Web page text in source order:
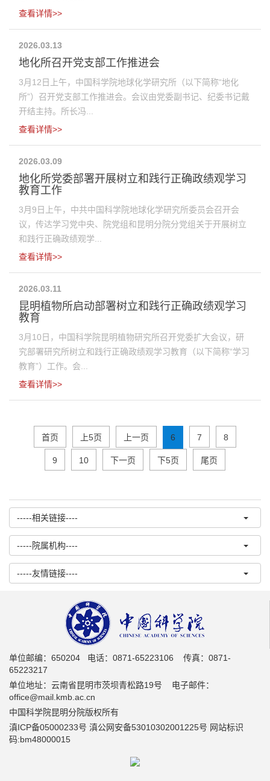
查看详情>>
2026.03.13
地化所召开党支部工作推进会
3月12日上午，中国科学院地球化学研究所（以下简称“地化
所”）召开党支部工作推进会。会议由党委副书记、纪委书记戴
开结主持。所长冯...
查看详情>>
2026.03.09
地化所党委部署开展树立和践行正确政绩观学习
教育工作
3月9日上午，中共中国科学院地球化学研究所委员会召开会
议，传达学习党中央、院党组和昆明分院分党组关于开展树立
和践行正确政绩观学...
查看详情>>
2026.03.11
昆明植物所启动部署树立和践行正确政绩观学习
教育
3月10日，中国科学院昆明植物研究所召开党委扩大会议，研
究部署研究所树立和践行正确政绩观学习教育（以下简称“学习
教育”）工作。会...
查看详情>>
首页 上5页 上一页 6 7 8
9 10 下一页 下5页 尾页
-----相关链接----
-----院属机构----
-----友情链接----
单位邮编：650204 电话：0871-65223106 传真：0871-
65223217
单位地址：云南省昆明市茨坝青松路19号 电子邮件：
office@mail.kmb.ac.cn
中国科学院昆明分院版权所有
滇ICP备05000233号 滇公网安备53010302001225号 网站标识
码:bm48000015